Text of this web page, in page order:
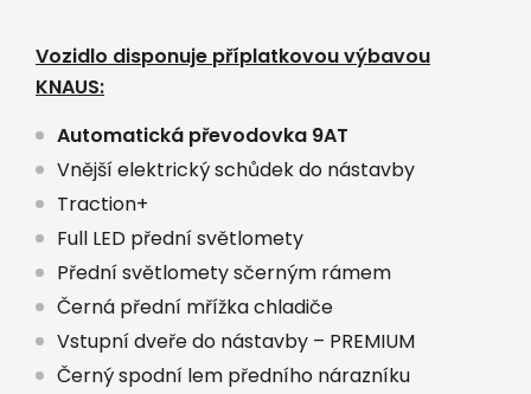
Vozidlo disponuje příplatkovou výbavou
KNAUS:
Automatická převodovka 9AT
Vnější elektrický schůdek do nástavby
Traction+
Full LED přední světlomety
Přední světlomety sčerným rámem
Černá přední mřížka chladiče
Vstupní dveře do nástavby – PREMIUM
Černý spodní lem předního nárazníku